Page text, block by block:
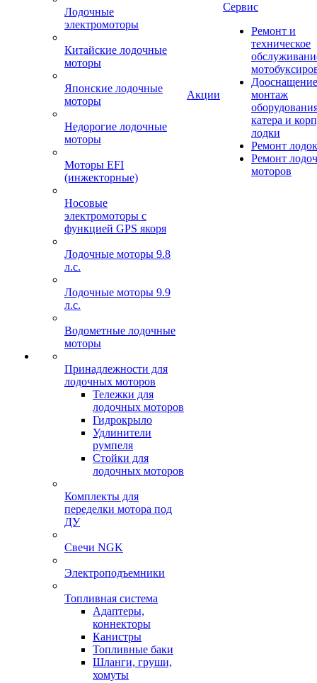
Лодочные
электромоторы
Китайские лодочные
моторы
Японские лодочные
моторы
Недорогие лодочные
моторы
Моторы EFI
(инжекторные)
Носовые
электромоторы с
функцией GPS якоря
Лодочные моторы 9.8
л.с.
Лодочные моторы 9.9
л.с.
Водометные лодочные
моторы
Принадлежности для
лодочных моторов
Тележки для
лодочных моторов
Гидрокрыло
Удлинители
румпеля
Стойки для
лодочных моторов
Комплекты для
переделки мотора под
ДУ
Свечи NGK
Электроподъемники
Топливная система
Адаптеры,
коннекторы
Канистры
Топливные баки
Шланги, груши,
хомуты
Акции
Сервис
Ремонт и
техническое
монтаж
катера и
лодки
Ремонт
Ремонт
моторов